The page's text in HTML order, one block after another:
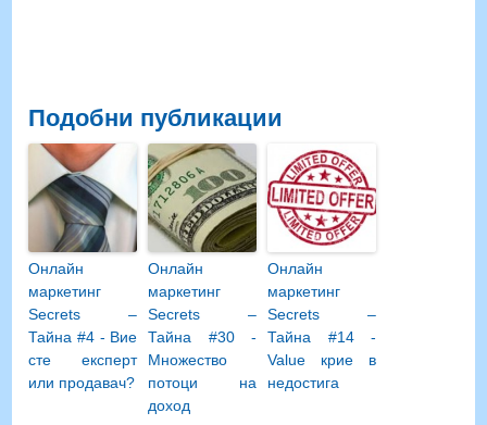
Подобни публикации
Онлайн
маркетинг
Secrets –
Тайна #4 - Вие
сте експерт
или продавач?
Онлайн
маркетинг
Secrets –
Тайна #30 -
Множество
потоци на
доход
Онлайн
маркетинг
Secrets –
Тайна #14 -
Value крие в
недостига